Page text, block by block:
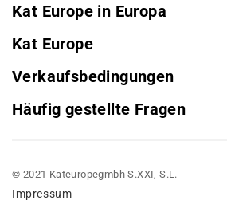
Kat Europe in Europa
Kat Europe
Verkaufsbedingungen
Häufig gestellte Fragen
© 2021 Kateuropegmbh S.XXI, S.L.
Impressum